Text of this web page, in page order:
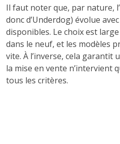
Il faut noter que, par nature,
donc d’Underdog) évolue
disponibles. Le choix est
dans le neuf, et les modèles
vite. À l’inverse, cela garantit
la mise en vente n’intervient
tous les critères.